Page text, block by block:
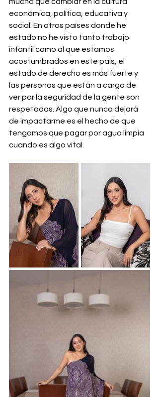
mucho que cambiar en la cultura
económica, política, educativa y
social. En otros países donde he
estado no he visto tanto trabajo
infantil como al que estamos
acostumbrados en este país, el
estado de derecho es más fuerte y
las personas que están a cargo de
ver por la seguridad de la gente son
respetadas. Algo que nunca dejará
de impactarme es el hecho de que
tengamos que pagar por agua limpia
cuando es algo vital.